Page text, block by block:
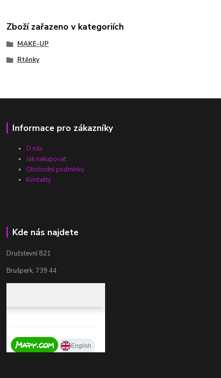
Zboží zařazeno v kategoriích
MAKE-UP
Rtěnky
Informace pro zákazníky
O nás
Jak nakupovat
Obchodní podmínky
Kontakty
Kde nás najdete
Družstevní 821
Brušperk, 739 44